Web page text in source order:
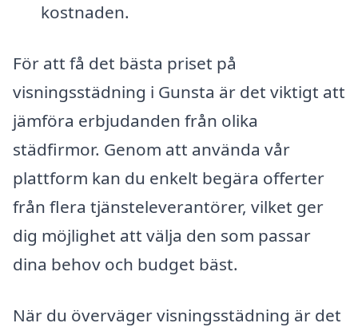
kostnaden.
För att få det bästa priset på
visningsstädning i Gunsta är det viktigt att
jämföra erbjudanden från olika
städfirmor. Genom att använda vår
plattform kan du enkelt begära offerter
från flera tjänsteleverantörer, vilket ger
dig möjlighet att välja den som passar
dina behov och budget bäst.
När du överväger visningsstädning är det